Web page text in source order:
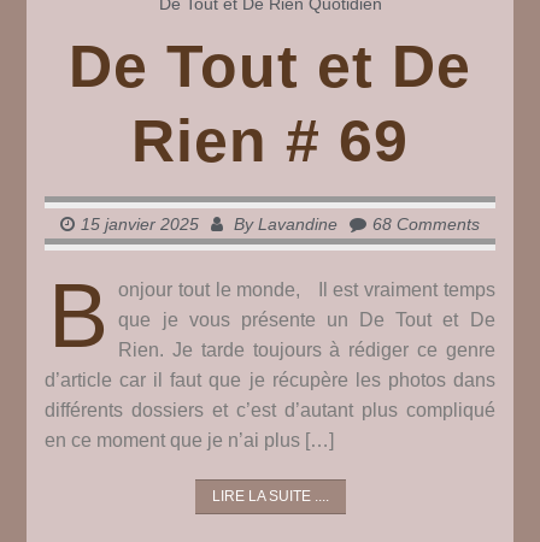
De Tout et De Rien Quotidien
De Tout et De
Rien # 69
15 janvier 2025 ByLavandine 68 Comments
B
onjour tout le monde, Il est vraiment temps
que je vous présente un De Tout et De
Rien. Je tarde toujours à rédiger ce genre
d’article car il faut que je récupère les photos dans
différents dossiers et c’est d’autant plus compliqué
en ce moment que je n’ai plus […]
LIRE LA SUITE ....